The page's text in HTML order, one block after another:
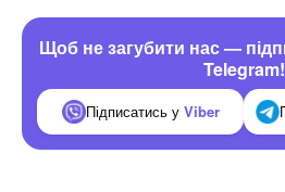
Щоб не загубити нас —
Telegram!
Підписатись у Viber